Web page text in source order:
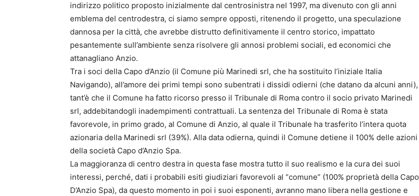
indirizzo politico proposto inizialmente dal centrosinistra nel 1997, ma divenuto con gli anni
emblema del centrodestra, ci siamo sempre opposti, ritenendo il progetto, una speculazione
dannosa per la città, che avrebbe distrutto definitivamente il centro storico, impattato
pesantemente sull’ambiente senza risolvere gli annosi problemi sociali, ed economici che
attanagliano Anzio.
Tra i soci della Capo d’Anzio (il Comune più Marinedi srl, che ha sostituito l’iniziale Italia
Navigando), all’amore dei primi tempi sono subentrati i dissidi odierni (che datano da alcuni anni),
tant’è che il Comune ha fatto ricorso presso il Tribunale di Roma contro il socio privato Marinedi
srl, addebitandogli inadempimenti contrattuali. La sentenza del Tribunale di Roma è stata
favorevole, in primo grado, al Comune di Anzio, al quale il Tribunale ha trasferito l’intera quota
azionaria della Marinedi srl (39%). Alla data odierna, quindi il Comune detiene il 100% delle azioni
della società Capo d’Anzio Spa.
La maggioranza di centro destra in questa fase mostra tutto il suo realismo e la cura dei suoi
interessi, perché, dati i probabili esiti giudiziari favorevoli al “comune” (100% proprietà della Capo
D’Anzio Spa), da questo momento in poi i suoi esponenti, avranno mano libera nella gestione e